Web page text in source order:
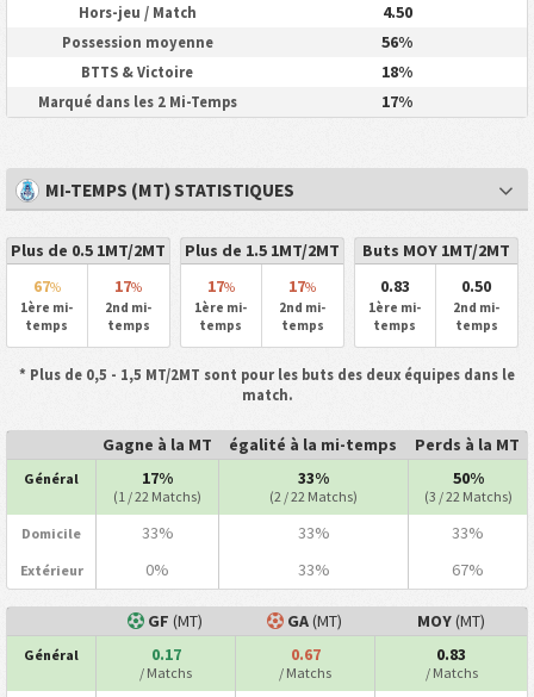
Hors-jeu / Match 4.50
Possession moyenne 56%
BTTS & Victoire 18%
Marqué dans les 2 Mi-Temps 17%
MI-TEMPS (MT) STATISTIQUES
Plus de 0.5 1MT/2MT
67%
1ère mi-
temps
17%
2nd mi-
temps
Plus de 1.5 1MT/2MT
17%
1ère mi-
temps
17%
2nd mi-
temps
Buts MOY 1MT/2MT
0.83
1ère mi-
temps
0.50
2nd mi-
temps
* Plus de 0,5 - 1,5 MT/2MT sont pour les buts des deux équipes dans le
match.
Gagne à la MT égalité à la mi-temps Perds à la MT
Général 17%
(1 / 22 Matchs)
33%
(2 / 22 Matchs)
50%
(3 / 22 Matchs)
Domicile 33% 33% 33%
Extérieur 0% 33% 67%
GF (MT) GA(MT) MOY(MT)
Général 0.17
/ Matchs
0.67
/ Matchs
0.83
/ Matchs